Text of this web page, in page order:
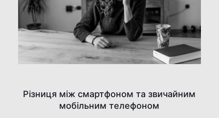
Різниця між смартфоном та звичайним
мобільним телефоном